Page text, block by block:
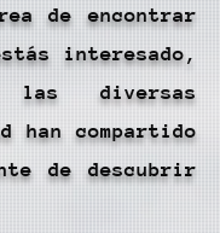
de encontrar
interesado,
las diversas
han compartido
de descubrir